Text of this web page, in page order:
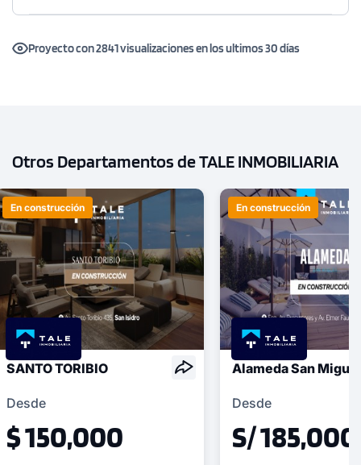
Proyecto con 2841 visualizaciones en los ultimos 30 días
Otros Departamentos de TALE INMOBILIARIA
En construcción
SANTO TORIBIO
Desde
$ 150,000
En construcción
Alameda San Miguel
Desde
S/ 185,000